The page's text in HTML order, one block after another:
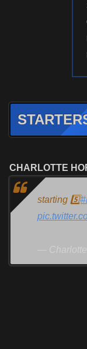
CHARLOTTE
starting 5️⃣
— Charlotte